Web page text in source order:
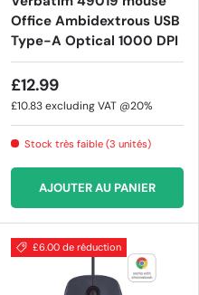
Office Ambidextrous USB
Type-A Optical 1000 DPI
£12.99
£10.83excluding VAT @20%
Stock très faible (3 unités)
AJOUTER AU PANIER
£6.00 de réduction